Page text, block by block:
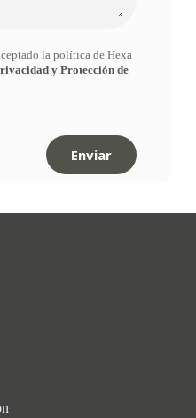
la política de Hexa
y Protección de
Enviar